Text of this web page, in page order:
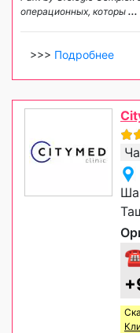
операционных, которы ...
>>> Подробнее